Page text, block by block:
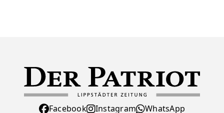
Facebook Instagram WhatsApp